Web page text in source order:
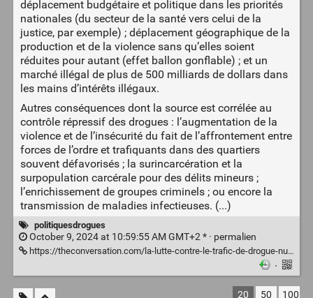
déplacement budgétaire et politique dans les priorités
nationales (du secteur de la santé vers celui de la
justice, par exemple) ; déplacement géographique de la
production et de la violence sans qu’elles soient
réduites pour autant (effet ballon gonflable) ; et un
marché illégal de plus de 500 milliards de dollars dans
les mains d’intérêts illégaux.
Autres conséquences dont la source est corrélée au
contrôle répressif des drogues : l’augmentation de la
violence et de l’insécurité du fait de l’affrontement entre
forces de l’ordre et trafiquants dans des quartiers
souvent défavorisés ; la surincarcération et la
surpopulation carcérale pour des délits mineurs ;
l’enrichissement de groupes criminels ; ou encore la
transmission de maladies infectieuses. (...)
politiquesdrogues
October 9, 2024 at 10:59:55 AM GMT+2 * · permalien
https://theconversation.com/la-lutte-contre-le-trafic-de-drogue-nuit-elle-aux-politiques-de-developpement-152886
·
20 50 100